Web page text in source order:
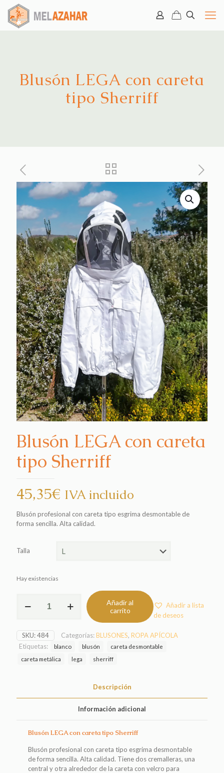
Blusón LEGA con careta
tipo Sherriff
Blusón LEGA con careta
tipo Sherriff
45,35€ IVA incluido
Blusón profesional con careta tipo esgrima desmontable de
forma sencilla. Alta calidad.
Talla
Hay existencias
LEGA
tipo
Sherriff
Añadir al
carrito
Añadir a lista
de deseos
SKU:484 Categorías:BLUSONES, ROPA APÍCOLA
Etiquetas:
blanco blusón
careta desmontable
careta metálica
lega sherriff
Descripción
Información adicional
Blusón LEGA con careta tipo Sherriff
Blusón profesional con careta tipo esgrima desmontable
de forma sencilla. Alta calidad. Tiene dos cremalleras, una
central y otra alrededor de la careta con velcro para